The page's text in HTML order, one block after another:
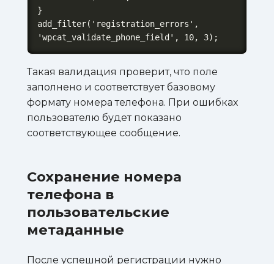
}
add_filter('registration_errors',
'wpcat_validate_phone_field', 10, 3);
Такая валидация проверит, что поле
заполнено и соответствует базовому
формату номера телефона. При ошибках
пользователю будет показано
соответствующее сообщение.
Сохранение номера
телефона в
пользовательские
метаданные
После успешной регистрации нужно